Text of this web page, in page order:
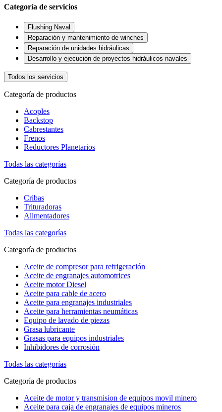
Categoría de servicios
Flushing Naval
Reparación y mantenimiento de winches
Reparación de unidades hidráulicas
Desarrollo y ejecución de proyectos hidráulicos navales
Todos los servicios
Categoría de productos
Acoples
Backstop
Cabrestantes
Frenos
Reductores Planetarios
Todas las categorías
Categoría de productos
Cribas
Trituradoras
Alimentadores
Todas las categorías
Categoría de productos
Aceite de compresor para refrigeración
Aceite de engranajes automotrices
Aceite motor Diesel
Aceite para cable de acero
Aceite para engranajes industriales
Aceite para herramientas neumáticas
Equipo de lavado de piezas
Grasa lubricante
Grasas para equipos industriales
Inhibidores de corrosión
Todas las categorías
Categoría de productos
Aceite de motor y transmision de equipos movil minero
Aceite para caja de engranajes de equipos mineros